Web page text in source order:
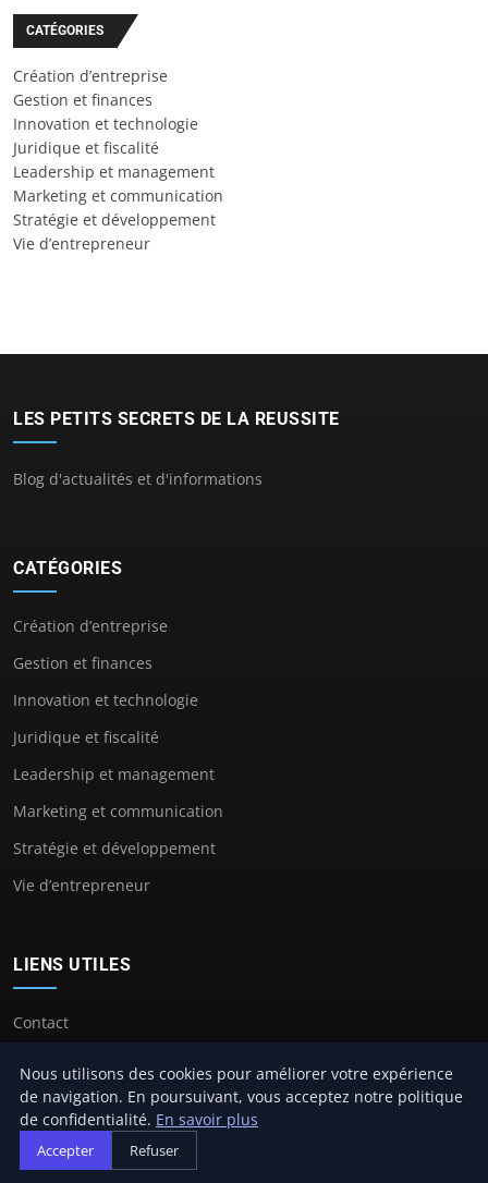
CATÉGORIES
Création d’entreprise
Gestion et finances
Innovation et technologie
Juridique et fiscalité
Leadership et management
Marketing et communication
Stratégie et développement
Vie d’entrepreneur
LES PETITS SECRETS DE LA REUSSITE
Blog d'actualités et d'informations
CATÉGORIES
Création d’entreprise
Gestion et finances
Innovation et technologie
Juridique et fiscalité
Leadership et management
Marketing et communication
Stratégie et développement
Vie d’entrepreneur
LIENS UTILES
Contact
© 2026 Les Petits Secrets De La Reussite. Tous droits réservés.
À proposMentions légales
Nous utilisons des cookies pour améliorer votre expérience
de navigation. En poursuivant, vous acceptez notre politique
de confidentialité. En savoir plus
Accepter Refuser